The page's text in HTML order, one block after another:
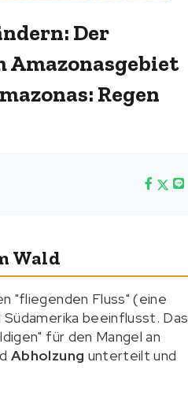
Der
Amazonasgebiet
Regen
Wald
"fliegenden Fluss" (eine
beeinflusst. Das
für den Mangel an
Abholzung unterteilt und